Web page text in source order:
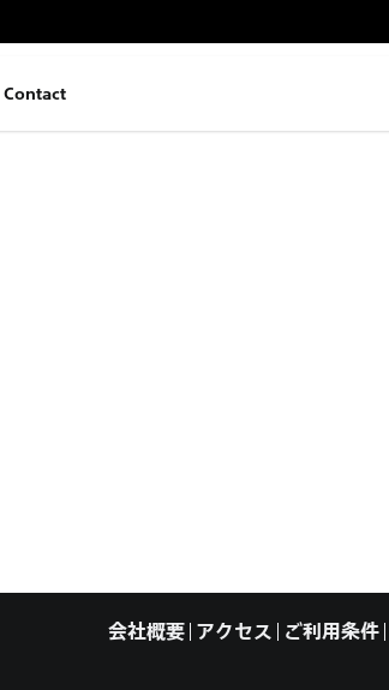
Contact
会社概要 アクセス ご利用条件